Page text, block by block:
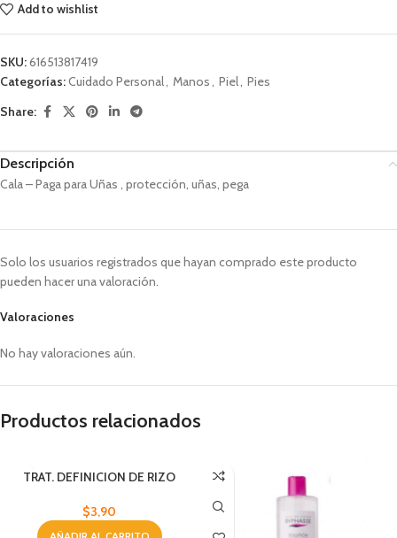
Add to wishlist
SKU:616513817419
Categorías:Cuidado Personal Manos Piel Pies
Share:
Descripción
Cala – Paga para Uñas , protección, uñas, pega
Valoraciones
No hay valoraciones aún.
Solo los usuarios registrados que hayan comprado este producto
pueden hacer una valoración.
Productos relacionados
TRAT. DEFINICION DE RIZO
$3,90